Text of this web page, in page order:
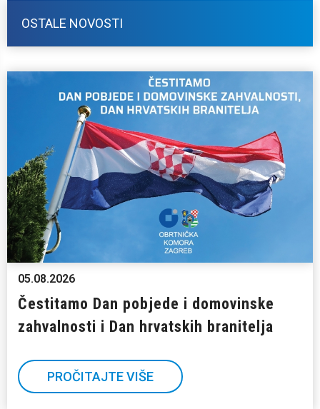
OSTALE NOVOSTI
05.08.2026
Čestitamo Dan pobjede i domovinske
zahvalnosti i Dan hrvatskih branitelja
PROČITAJTE VIŠE